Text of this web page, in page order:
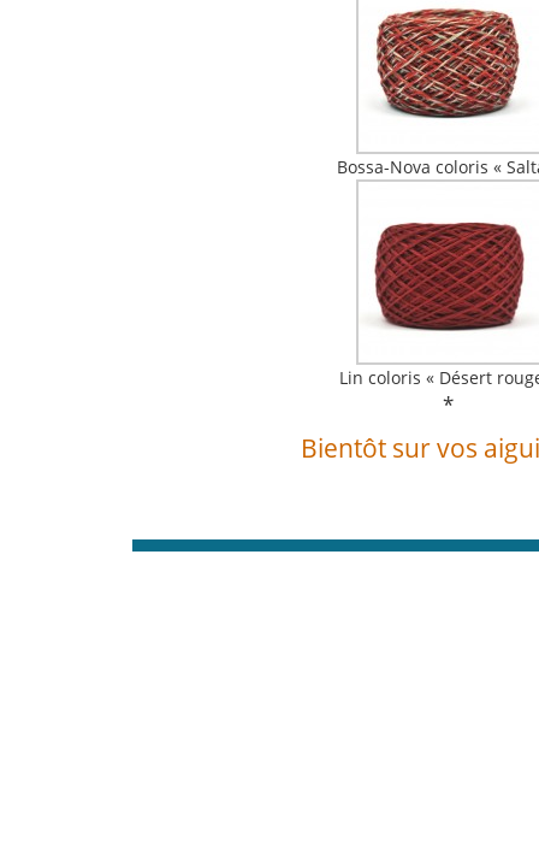
Bossa-Nova coloris «
Lin coloris « Désert
*
Bientôt sur vos